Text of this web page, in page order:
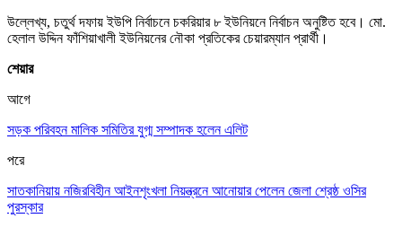
উল্লেখ্য, চতুর্থ দফায় ইউপি নির্বাচনে চকরিয়ার ৮ ইউনিয়নে নির্বাচন অনুষ্টিত হবে। মো.
হেলাল উদ্দিন ফাঁশিয়াখালী ইউনিয়নের নৌকা প্রতিকের চেয়ারম্যান প্রার্থী।
শেয়ার
আগে
সড়ক পরিবহন মালিক সমিতির যুগ্ম সম্পাদক হলেন এলিট
পরে
সাতকানিয়ায় নজিরবিহীন আইনশৃংখলা নিয়ন্ত্রনে আনোয়ার পেলেন জেলা শ্রেষ্ঠ ওসির
পুরস্কার